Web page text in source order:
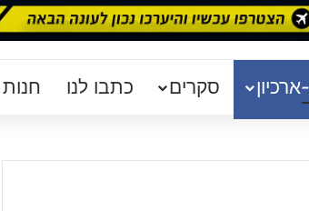
סקרים כתבו לנו חנות